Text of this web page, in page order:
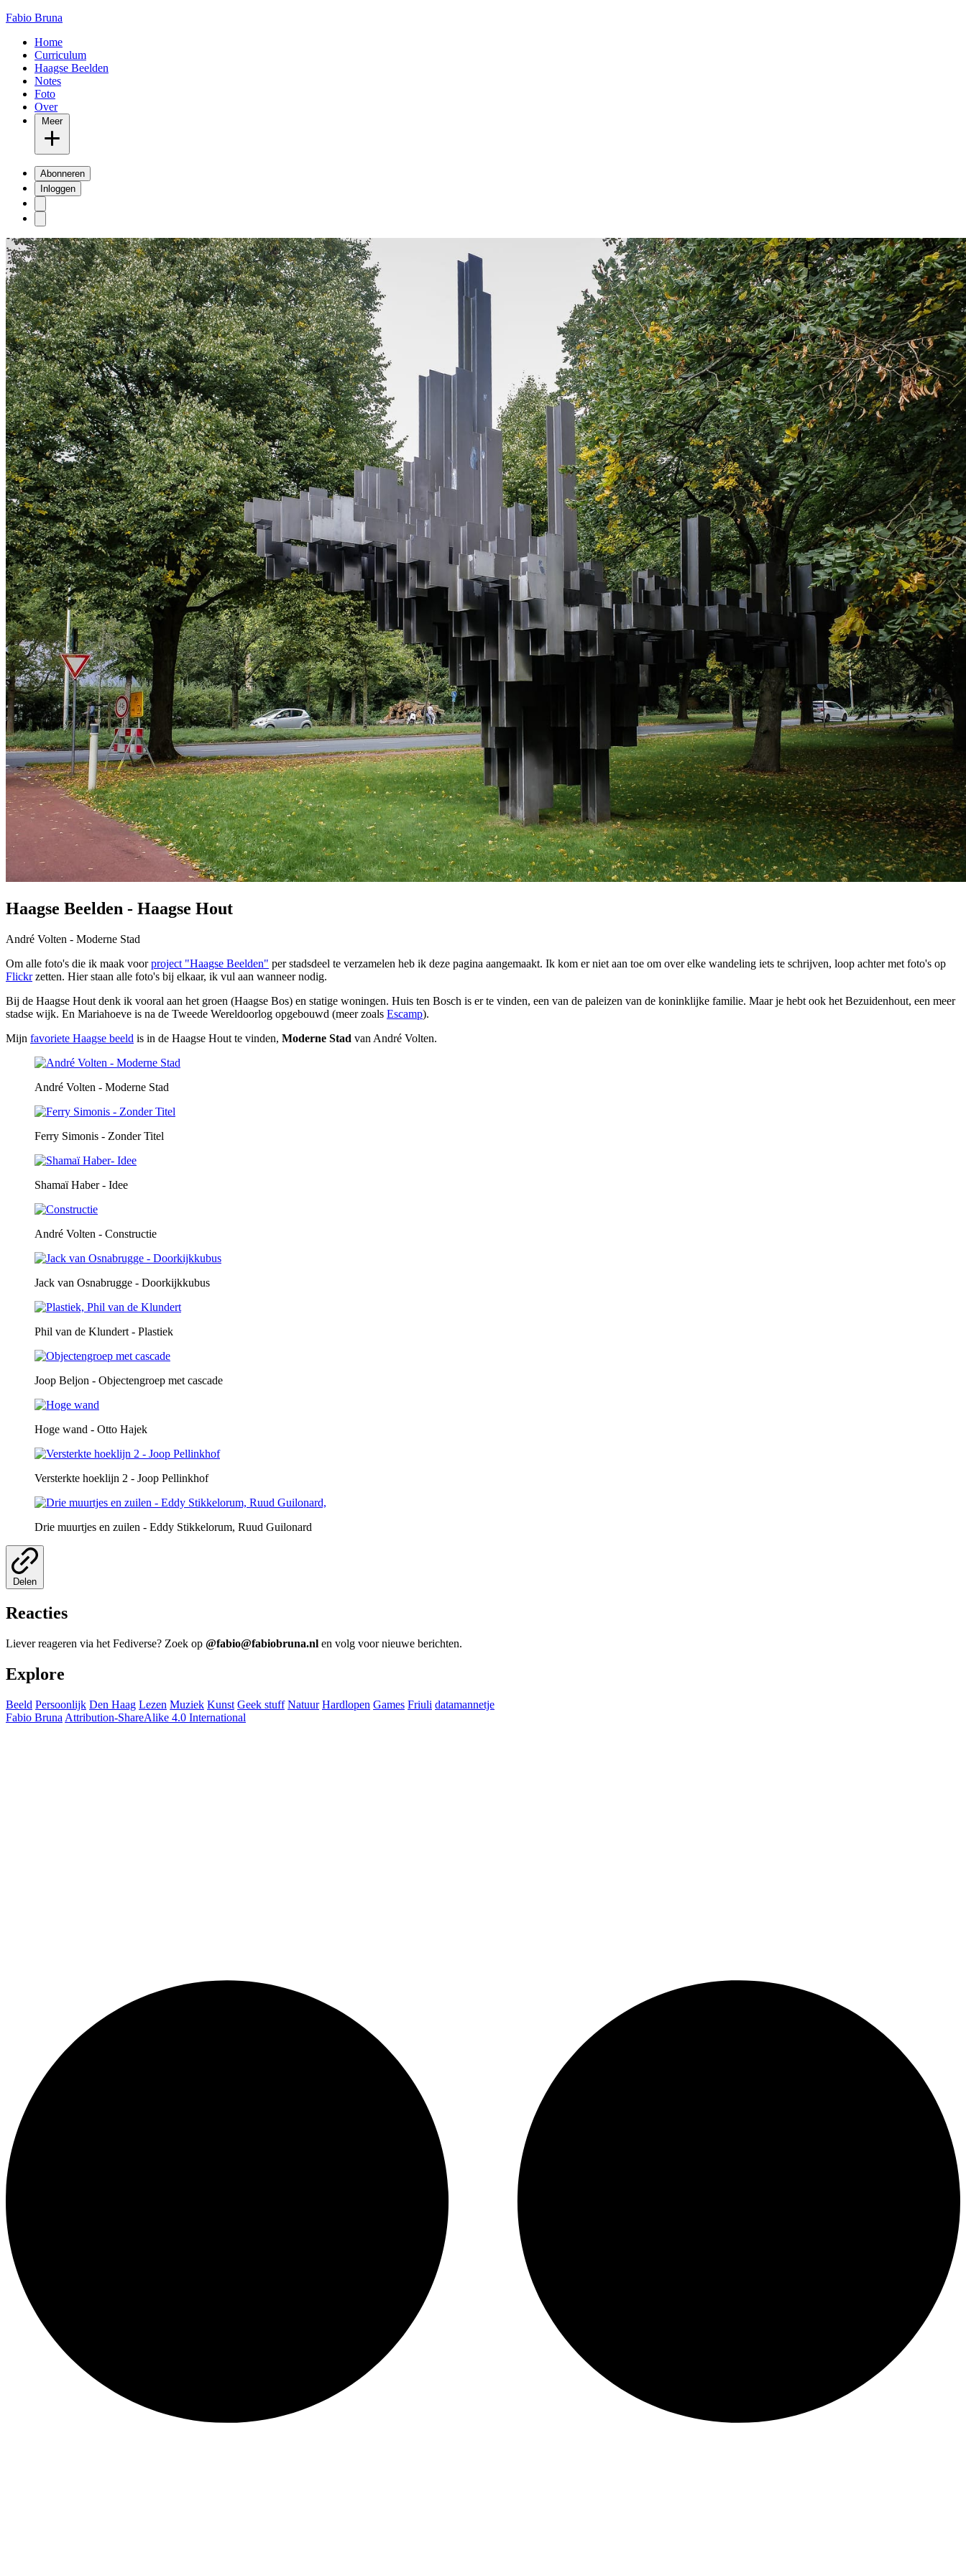
Fabio Bruna
Home
Curriculum
Haagse Beelden
Notes
Foto
Over
Meer
Abonneren
Inloggen
Haagse Beelden - Haagse Hout
André Volten - Moderne Stad
Om alle foto's die ik maak voorproject "Haagse Beelden" per stadsdeel te verzamelen heb ik deze pagina aangemaakt. Ik kom er niet aan toe om over elke wandeling iets te schrijven, loop achter met foto's op
Flickrzetten. Hier staan alle foto's bij elkaar, ik vul aan wanneer nodig.
Bij de Haagse Hout denk ik vooral aan het groen (Haagse Bos) en statige woningen. Huis ten Bosch is er te vinden, een van de paleizen van de koninklijke familie. Maar je hebt ook het Bezuidenhout, een meer
stadse wijk. En Mariahoeve is na de Tweede Wereldoorlog opgebouwd (meer zoals Escamp).
Mijn favoriete Haagse beeld is in de Haagse Hout te vinden, Moderne Stad van André Volten.
André Volten - Moderne Stad
Ferry Simonis - Zonder Titel
Shamaï Haber - Idee
André Volten - Constructie
Jack van Osnabrugge - Doorkijkkubus
Phil van de Klundert - Plastiek
Joop Beljon - Objectengroep met cascade
Hoge wand - Otto Hajek
Versterkte hoeklijn 2 - Joop Pellinkhof
Drie muurtjes en zuilen - Eddy Stikkelorum, Ruud Guilonard
Delen
Reacties
Liever reageren via het Fediverse? Zoek op @fabio@fabiobruna.nl en volg voor nieuwe berichten.
Explore
Beeld Persoonlijk Den Haag Lezen Muziek Kunst Geek stuff Natuur Hardlopen Games Friuli datamannetje
Fabio Bruna Attribution-ShareAlike 4.0 International